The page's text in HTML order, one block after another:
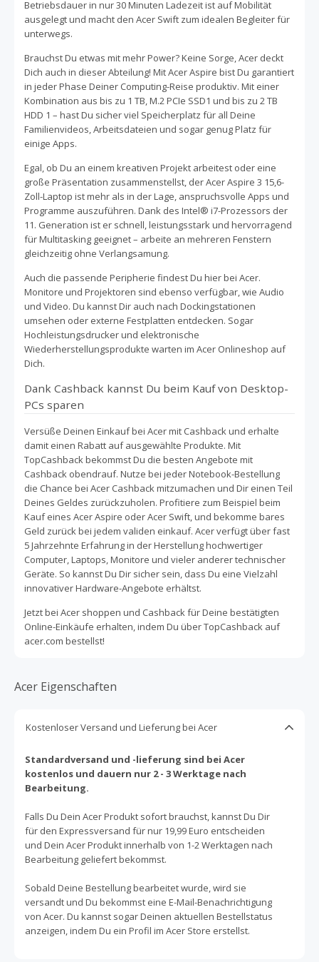
Betriebsdauer in nur 30 Minuten Ladezeit ist auf Mobilität
ausgelegt und macht den Acer Swift zum idealen Begleiter für
unterwegs.
Brauchst Du etwas mit mehr Power? Keine Sorge, Acer deckt
Dich auch in dieser Abteilung! Mit Acer Aspire bist Du garantiert
in jeder Phase Deiner Computing-Reise produktiv. Mit einer
Kombination aus bis zu 1 TB, M.2 PCIe SSD1 und bis zu 2 TB
HDD 1 – hast Du sicher viel Speicherplatz für all Deine
Familienvideos, Arbeitsdateien und sogar genug Platz für
einige Apps.
Egal, ob Du an einem kreativen Projekt arbeitest oder eine
große Präsentation zusammenstellst, der Acer Aspire 3 15,6-
Zoll-Laptop ist mehr als in der Lage, anspruchsvolle Apps und
Programme auszuführen. Dank des Intel® i7-Prozessors der
11. Generation ist er schnell, leistungsstark und hervorragend
für Multitasking geeignet – arbeite an mehreren Fenstern
gleichzeitig ohne Verlangsamung.
Auch die passende Peripherie findest Du hier bei Acer.
Monitore und Projektoren sind ebenso verfügbar, wie Audio
und Video. Du kannst Dir auch nach Dockingstationen
umsehen oder externe Festplatten entdecken. Sogar
Hochleistungsdrucker und elektronische
Wiederherstellungsprodukte warten im Acer Onlineshop auf
Dich.
Dank Cashback kannst Du beim Kauf von Desktop-
PCs sparen
Versüße Deinen Einkauf bei Acer mit Cashback und erhalte
damit einen Rabatt auf ausgewählte Produkte. Mit
TopCashback bekommst Du die besten Angebote mit
Cashback obendrauf. Nutze bei jeder Notebook-Bestellung
die Chance bei Acer Cashback mitzumachen und Dir einen Teil
Deines Geldes zurückzuholen. Profitiere zum Beispiel beim
Kauf eines Acer Aspire oder Acer Swift, und bekomme bares
Geld zurück bei jedem validen einkauf. Acer verfügt über fast
5 Jahrzehnte Erfahrung in der Herstellung hochwertiger
Computer, Laptops, Monitore und vieler anderer technischer
Geräte. So kannst Du Dir sicher sein, dass Du eine Vielzahl
innovativer Hardware-Angebote erhältst.
Jetzt bei Acer shoppen und Cashback für Deine bestätigten
Online-Einkäufe erhalten, indem Du über TopCashback auf
acer.com bestellst!
Acer Eigenschaften
Kostenloser Versand und Lieferung bei Acer
Standardversand und -lieferung sind bei Acer
kostenlos und dauern nur 2 - 3 Werktage nach
Bearbeitung.
Falls Du Dein Acer Produkt sofort brauchst, kannst Du Dir
für den Expressversand für nur 19,99 Euro entscheiden
und Dein Acer Produkt innerhalb von 1-2 Werktagen nach
Bearbeitung geliefert bekommst.
Sobald Deine Bestellung bearbeitet wurde, wird sie
versandt und Du bekommst eine E-Mail-Benachrichtigung
von Acer. Du kannst sogar Deinen aktuellen Bestellstatus
anzeigen, indem Du ein Profil im Acer Store erstellst.